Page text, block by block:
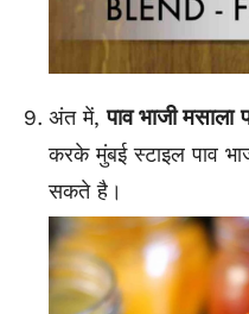
अंत में,पाव भाजी मसाला
करके मुंबई स्टाइल पाव
सकते है।